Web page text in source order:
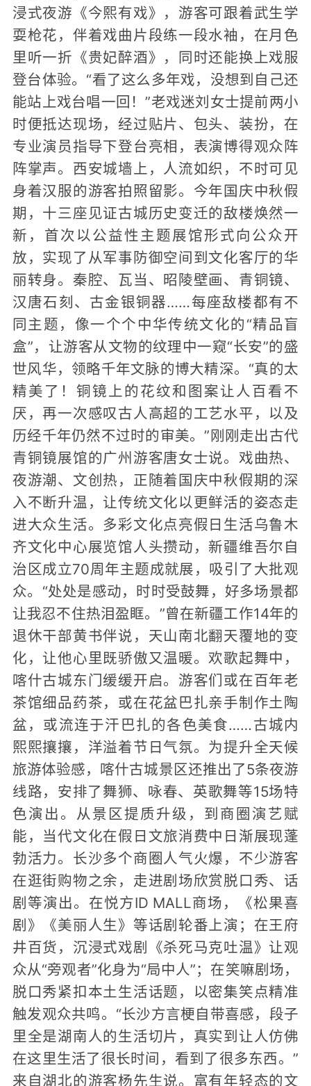
浸式夜游《今熙有戏》，游客可跟着武生学
耍枪花，伴着戏曲片段练一段水袖，在月色
里听一折《贵妃醉酒》，同时还能换上戏服
登台体验。“看了这么多年戏，没想到自己还
能站上戏台唱一回！”老戏迷刘女士提前两小
时便抵达现场，经过贴片、包头、装扮，在
专业演员指导下登台亮相，表演博得观众阵
阵掌声。西安城墙上，人流如织，不时可见
身着汉服的游客拍照留影。今年国庆中秋假
期，十三座见证古城历史变迁的敌楼焕然一
新，首次以公益性主题展馆形式向公众开
放，实现了从军事防御空间到文化客厅的华
丽转身。秦腔、瓦当、昭陵壁画、青铜镜、
汉唐石刻、古金银铜器……每座敌楼都有不
同主题，像一个个中华传统文化的“精品盲
盒”，让游客从文物的纹理中一窥“长安”的盛
世风华，领略千年文脉的博大精深。“真的太
精美了！铜镜上的花纹和图案让人百看不
厌，再一次感叹古人高超的工艺水平，以及
历经千年仍然不过时的审美。”刚刚走出古代
青铜镜展馆的广州游客唐女士说。戏曲热、
夜游潮、文创热，正随着国庆中秋假期的深
入不断升温，让传统文化以更鲜活的姿态走
进大众生活。多彩文化点亮假日生活乌鲁木
齐文化中心展览馆人头攒动，新疆维吾尔自
治区成立70周年主题成就展，吸引了大批观
众。“处处是感动，时时受鼓舞，好多场景都
让我忍不住热泪盈眶。”曾在新疆工作14年的
退休干部黄书伴说，天山南北翻天覆地的变
化，让他心里既骄傲又温暖。欢歌起舞中，
喀什古城东门缓缓开启。游客们或在百年老
茶馆细品药茶，或在花盆巴扎亲手制作土陶
盆，或流连于汗巴扎的各色美食……古城内
熙熙攘攘，洋溢着节日气氛。为提升全天候
旅游体验感，喀什古城景区还推出了5条夜游
线路，安排了舞狮、咏春、英歌舞等15场特
色演出。从景区提质升级，到商圈演艺赋
能，当代文化在假日文旅消费中日渐展现蓬
勃活力。长沙多个商圈人气火爆，不少游客
在逛街购物之余，走进剧场欣赏脱口秀、话
剧等演出。在悦方ID MALL商场，《松果喜
剧》《美丽人生》等话剧轮番上演；在王府
井百货，沉浸式戏剧《杀死马克吐温》让观
众从“旁观者”化身为“局中人”；在笑嘛剧场，
脱口秀紧扣本土生活话题，以密集笑点精准
触发观众共鸣。“长沙方言梗自带喜感，段子
里全是湖南人的生活切片，真实到让人仿佛
在这里生活了很长时间，看到了很多东西。”
来自湖北的游客杨先生说。富有年轻态的文